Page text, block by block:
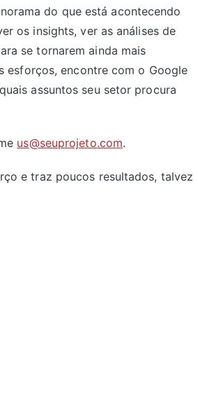
do que está acontecendo
os insights, ver as análises de
se tornarem ainda mais
esforços, encontre com o Google
assuntos seu setor procura
us@seuprojeto.com.
e traz poucos resultados, talvez